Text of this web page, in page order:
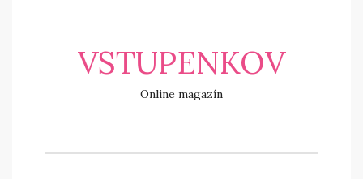
VSTUPENKOV
Online magazín